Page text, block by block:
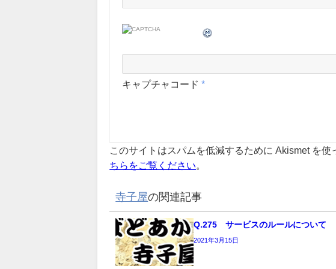
キャプチャコード *
このサイトはスパムを低減するために Akismet を使
ちらをご覧ください
寺子屋の関連記事
Q.275 サービスのルールについて
2021年3月15日